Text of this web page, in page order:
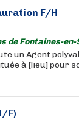
F/H
de Fontaines-en-
un Agent
à [lieu] pour
F)